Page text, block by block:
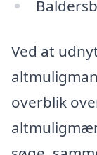
Ved at
overblik